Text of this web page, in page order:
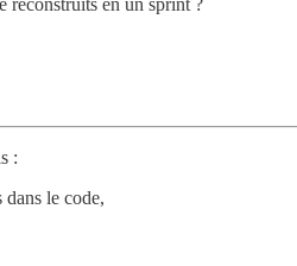
:
dans le code,